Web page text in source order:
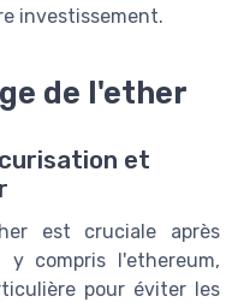
investissement.
de l'ether
et
est cruciale après
y compris l'ethereum,
pour éviter les